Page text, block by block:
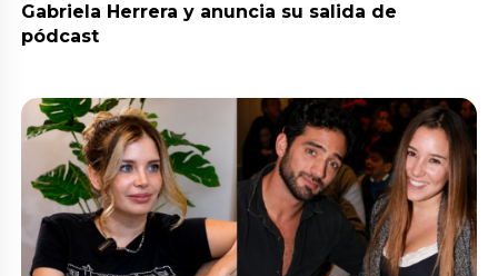
Gabriela Herrera y anuncia su salida de
pódcast